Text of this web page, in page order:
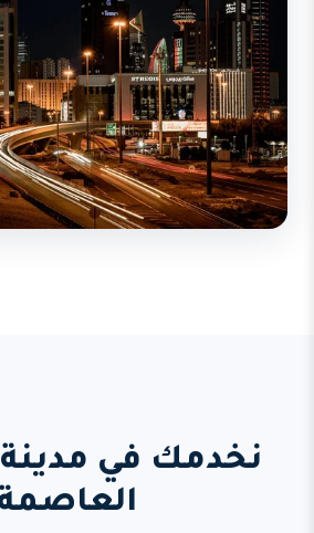
نخدمك في مدينة